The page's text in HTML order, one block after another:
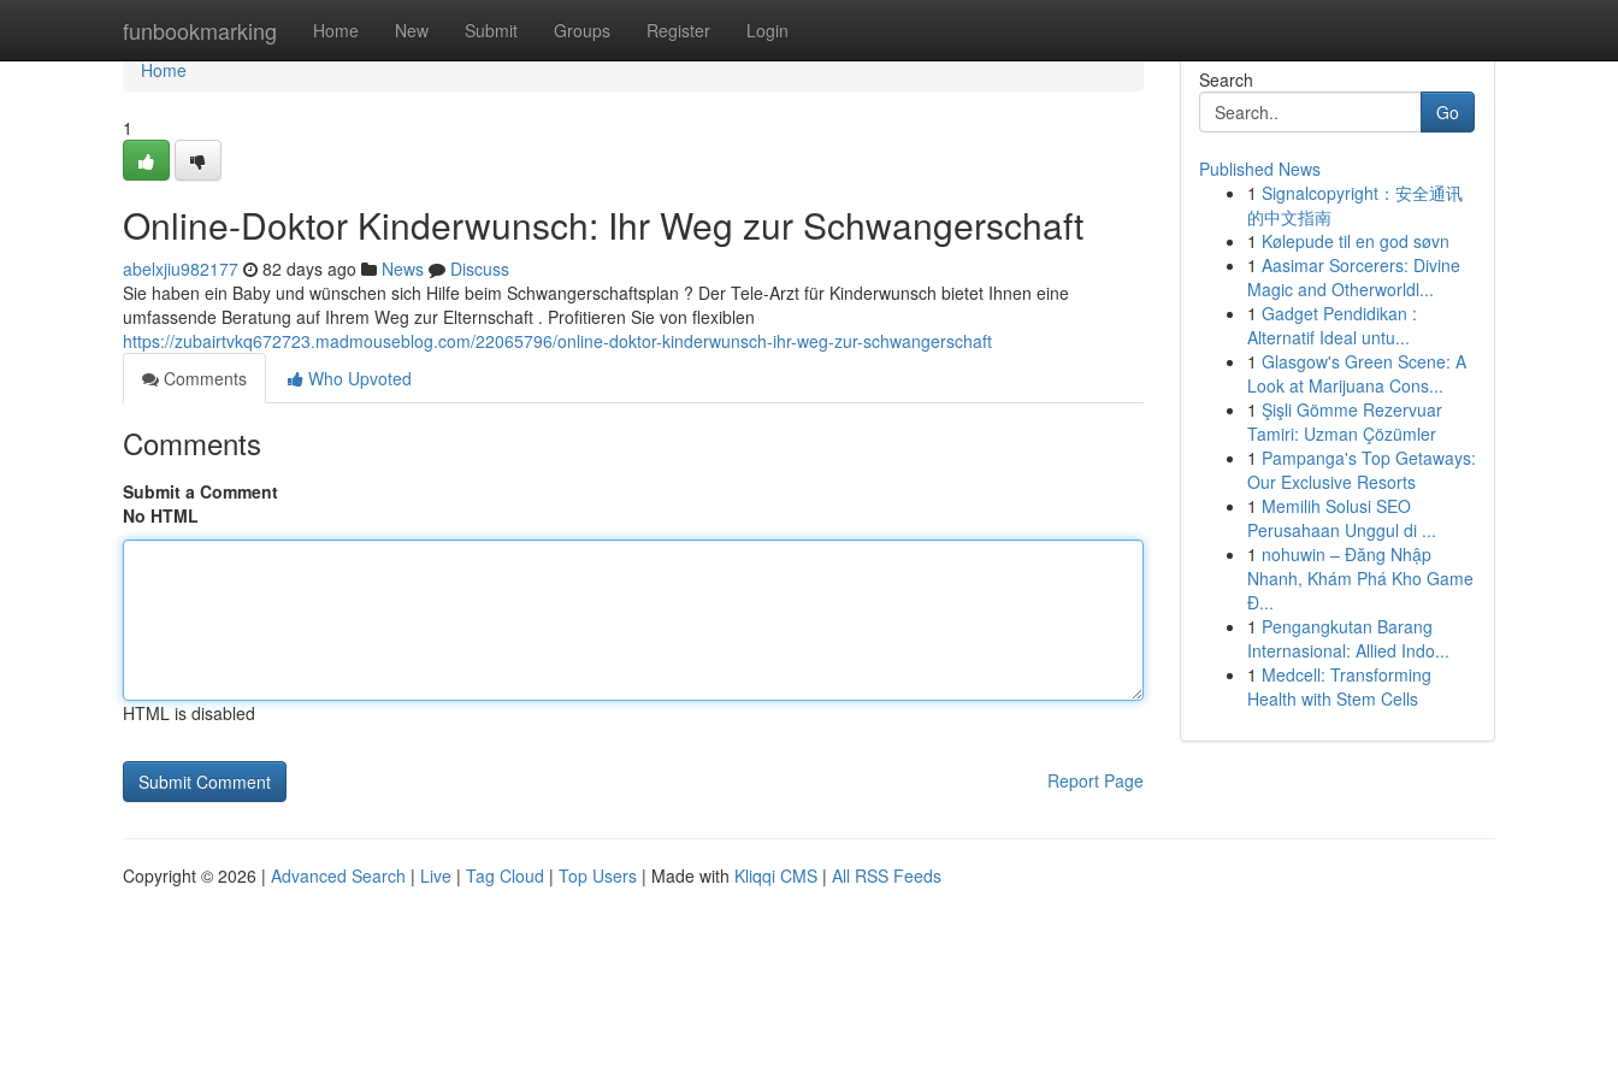
funbookmarking Home New Submit Groups Register Login
Home
Home
1
Online-Doktor Kinderwunsch: Ihr Weg zur Schwangerschaft
abelxjiu982177 82 days ago News
Discuss
Sie haben ein Baby und wünschen sich Hilfe beim Schwangerschaftsplan ? Der Tele-Arzt für Kinderwunsch bietet Ihnen eine
umfassende Beratung auf Ihrem Weg zur Elternschaft . Profitieren Sie von flexiblen
https://zubairtvkq672723.madmouseblog.com/22065796/online-doktor-kinderwunsch-ihr-weg-zur-schwangerschaft
Comments
Who Upvoted
Comments
Submit a Comment
No HTML
HTML is disabled
Report Page
Search
Go
Published News
1 Signalcopyright：安全通讯
的中文指南
1 Kølepude til en god søvn
1 Aasimar Sorcerers: Divine
Magic and Otherworldl...
1 Gadget Pendidikan :
Alternatif Ideal untu...
1 Glasgow's Green Scene: A
Look at Marijuana Cons...
1 Şişli Gömme Rezervuar
Tamiri: Uzman Çözümler
1 Pampanga's Top Getaways:
Our Exclusive Resorts
1 Memilih Solusi SEO
Perusahaan Unggul di ...
1 nohuwin – Đăng Nhập
Nhanh, Khám Phá Kho Game
Đ...
1 Pengangkutan Barang
Internasional: Allied Indo...
1 Medcell: Transforming
Health with Stem Cells
Copyright © 2026 | Advanced Search | Live | Tag Cloud | Top Users | Made with Kliqqi CMS | All RSS Feeds